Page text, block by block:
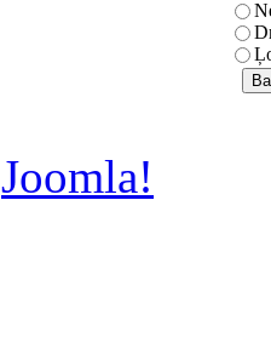
Joomla!